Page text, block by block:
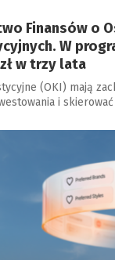
Finansów o
W
w trzy lata
(OKI) mają
i